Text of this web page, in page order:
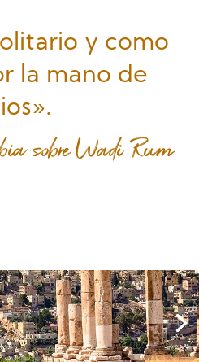
y como
la mano de
sobre Wadi Rum